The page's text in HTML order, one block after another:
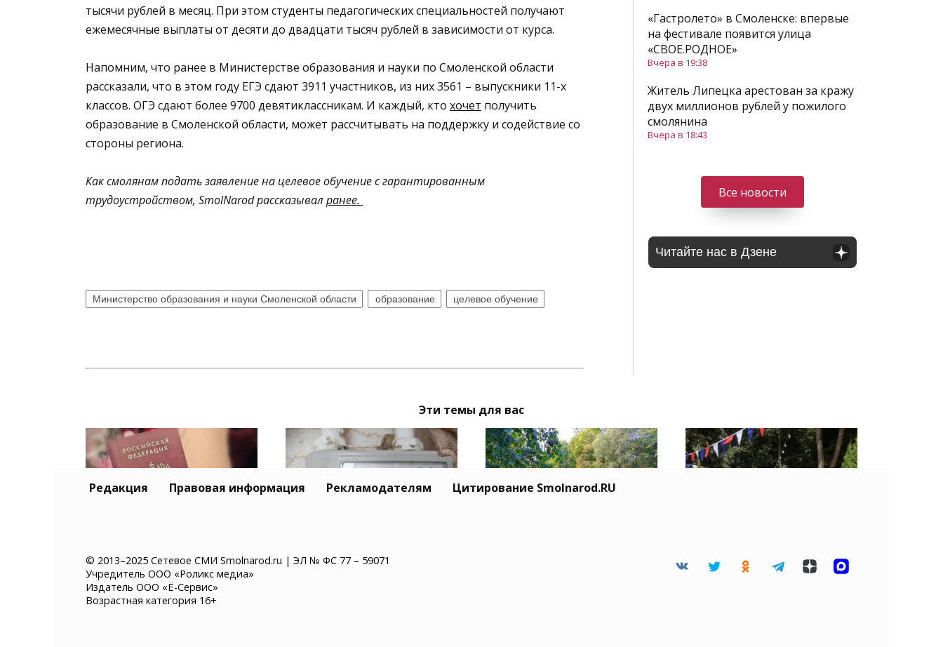
тысячи рублей в месяц. При этом студенты педагогических специальностей получают
ежемесячные выплаты от десяти до двадцати тысяч рублей в зависимости от курса.
Напомним, что ранее в Министерстве образования и науки по Смоленской области
рассказали, что в этом году ЕГЭ сдают 3911 участников, из них 3561 – выпускники 11-х
классов. ОГЭ сдают более 9700 девятиклассникам. И каждый, кто хочет получить
образование в Смоленской области, может рассчитывать на поддержку и содействие со
стороны региона.
Как смолянам подать заявление на целевое обучение с гарантированным
трудоустройством, SmolNarodрассказывал ранее.
Министерство образования и науки Смоленской области образование целевое обучение
«Гастролето» в Смоленске: впервые
на фестивале появится улица
«СВОЕ.РОДНОЕ»
Вчера в 19:38
Житель Липецка арестован за кражу
двух миллионов рублей у пожилого
смолянина
Вчера в 18:43
Все новости
Читайте нас в Дзене
Эти темы для вас
Смена фамилии в
Смоленске: сколько
стоит и какие документы
надо менять
Смолян в домовых чатах
Починок отмечает 100-
летие в статусе города
Редакция Правовая информация Рекламодателям Цитирование Smolnarod.RU
© 2013–2025 Сетевое СМИ Smolnarod.ru | ЭЛ № ФС 77 – 59071
Учредитель ООО «Роликс медиа»
Издатель ООО «Ё-Сервис»
Возрастная категория 16+